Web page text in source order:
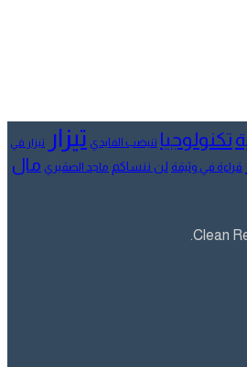
تكنولوجيا تنيضب الفايدي تيزار تيزار في
قراءة في وثيقة لن ننساكم ماجد الصقيري مال
Clean